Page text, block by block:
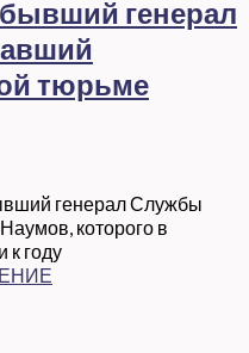
генерал
тюрьме
генерал Службы
которого в
к году